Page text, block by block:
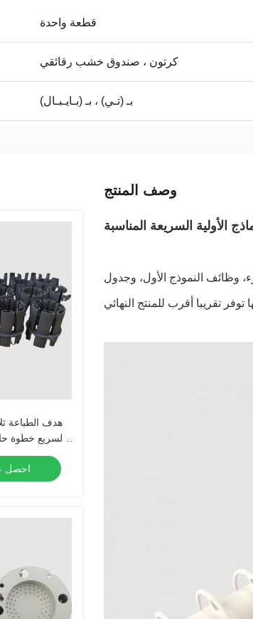
قطعة واحدة
كرتون ، صندوق خشب رقائقي
بـ (تـي) ، بـ (بـايـبـال)
هدف الطباعة
السريع خطوة
احصل
وصف المنتج
الأولية السريعة المناسبة
وظائف النموذج الأول، وجدول